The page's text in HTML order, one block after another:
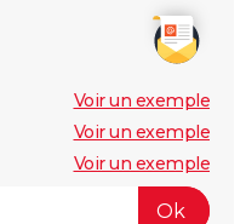
Voir un exemple
Voir un exemple
Voir un exemple